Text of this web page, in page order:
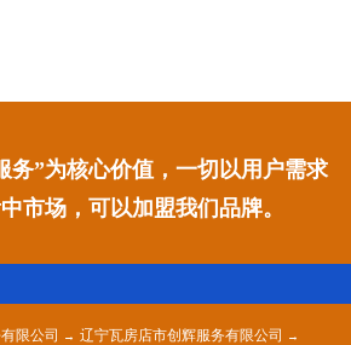
务”为核心价值，一切以用户需求
市场，可以加盟我们品牌。
限公司 辽宁瓦房店市创辉服务有限公司